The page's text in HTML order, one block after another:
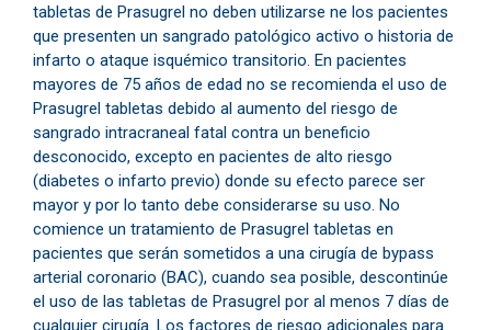
tabletas de Prasugrel no deben utilizarse ne los pacientes
que presenten un sangrado patológico activo o historia de
infarto o ataque isquémico transitorio. En pacientes
mayores de 75 años de edad no se recomienda el uso de
Prasugrel tabletas debido al aumento del riesgo de
sangrado intracraneal fatal contra un beneficio
desconocido, excepto en pacientes de alto riesgo
(diabetes o infarto previo) donde su efecto parece ser
mayor y por lo tanto debe considerarse su uso. No
comience un tratamiento de Prasugrel tabletas en
pacientes que serán sometidos a una cirugía de bypass
arterial coronario (BAC), cuando sea posible, descontinúe
el uso de las tabletas de Prasugrel por al menos 7 días de
cualquier cirugía. Los factores de riesgo adicionales para